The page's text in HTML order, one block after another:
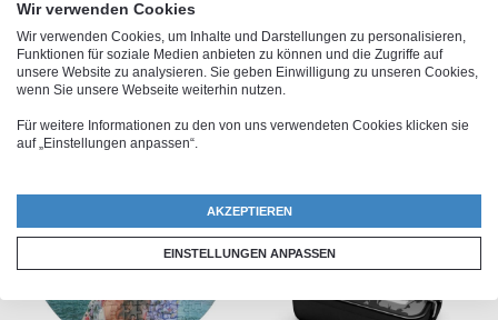
Taufkerze
34,95 € 24,95 €
Wir verwenden Cookies
Wir verwenden Cookies, um Inhalte und Darstellungen zu personalisieren,
Funktionen für soziale Medien anbieten zu können und die Zugriffe auf
unsere Website zu analysieren. Sie geben Einwilligung zu unseren Cookies,
wenn Sie unsere Webseite weiterhin nutzen.
Für weitere Informationen zu den von uns verwendeten Cookies klicken sie
auf „Einstellungen anpassen“.
AKZEPTIEREN
EINSTELLUNGEN ANPASSEN